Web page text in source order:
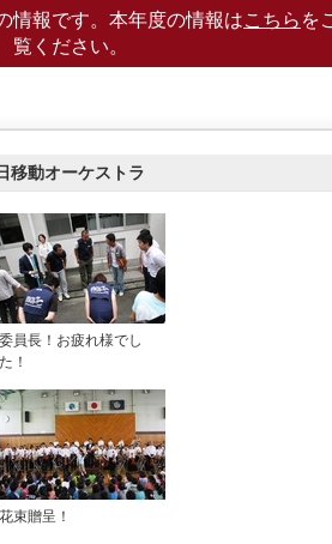
移動オーケストラ
委員長！お疲れ様でし
た！
花束贈呈！
情報です。本年度の情報はこちら を
覧ください。